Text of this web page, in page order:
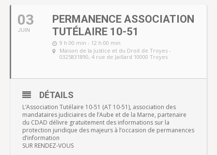
03
JUIN
PERMANENCE ASSOCIATION
TUTÉLAIRE 10-51
9 h 00 min - 12 h 00 min
Maison de la Justice et du Droit de Troyes -
0325831890, 4 rue de Jaillard 10000 Troyes
DÉTAILS
L’Association Tutélaire 10-51 (AT 10-51), association des
mandataires judiciaires de l’Aube et de la Marne, partenaire
du CDAD délivre gratuitement des informations sur la
protection juridique des majeurs à l’occasion de permanences
d’information
SUR RENDEZ-VOUS